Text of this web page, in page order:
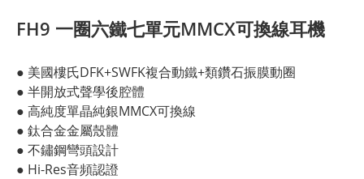
FH9 一圈六鐵七單元MMCX可換線耳機
● 美國樓氏DFK+SWFK複合動鐵+類鑽石振膜動圈
● 半開放式聲學後腔體
● 高純度單晶純銀MMCX可換線
● 鈦合金金屬殼體
● 不鏽鋼彎頭設計
● Hi-Res音頻認證